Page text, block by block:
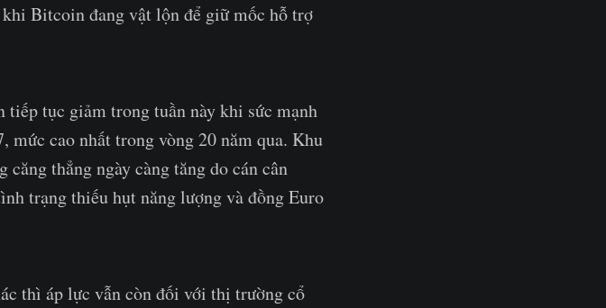
Bitcoin đang vật lộn để giữ mốc hỗ trợ
tục giảm trong tuần này khi sức mạnh
cao nhất trong vòng 20 năm qua. Khu
thẳng ngày càng tăng do cán cân
trạng thiếu hụt năng lượng và đồng Euro
thì áp lực vẫn còn đối với thị trường cổ